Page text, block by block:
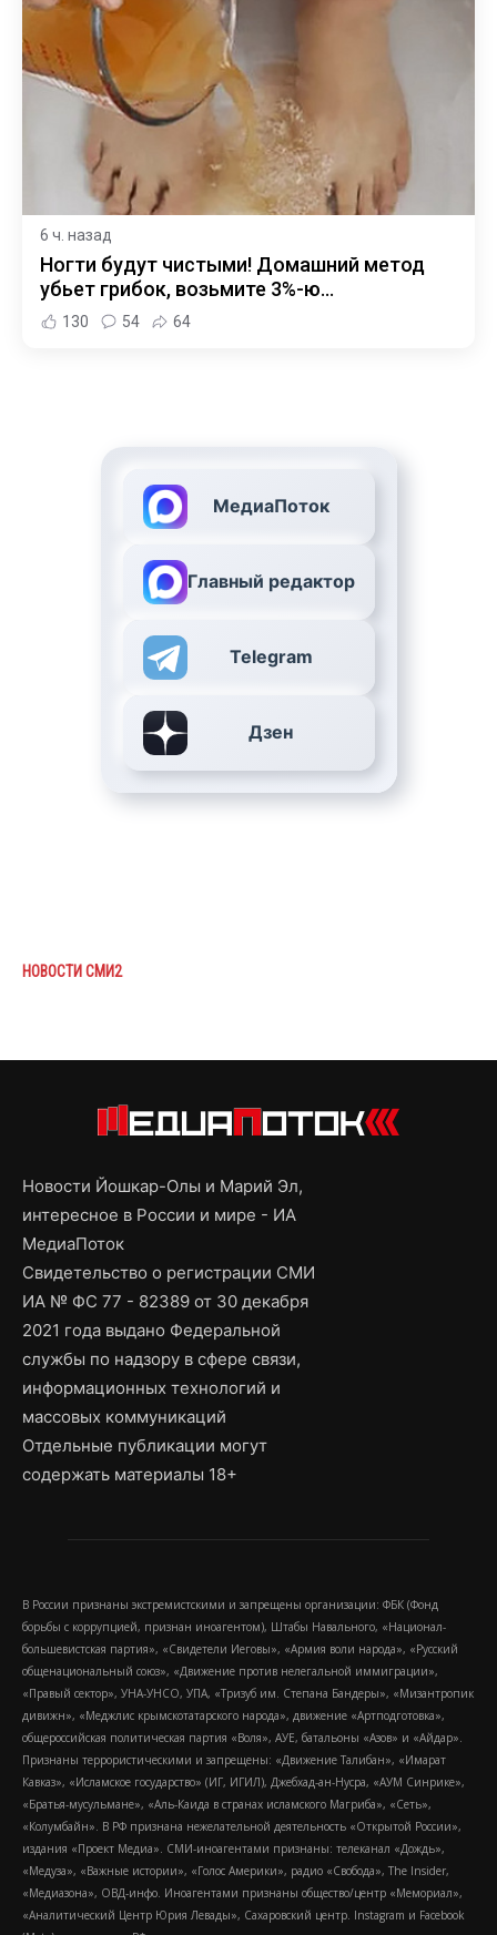
6 ч. назад
Ногти будут чистыми! Домашний метод
убьет грибок, возьмите 3%-ю…
130 54 64
МедиаПоток
Главный редактор
Telegram
Дзен
НОВОСТИ СМИ2
Новости Йошкар-Олы и Марий Эл,
интересное в России и мире - ИА
МедиаПоток
Свидетельство о регистрации СМИ
ИА № ФС 77 - 82389 от 30 декабря
2021 года выдано Федеральной
службы по надзору в сфере связи,
информационных технологий и
массовых коммуникаций
Отдельные публикации могут
содержать материалы 18+
В России признаны экстремистскими и запрещены организации: ФБК (Фонд
борьбы с коррупцией, признан иноагентом), Штабы Навального, «Национал-
большевистская партия», «Свидетели Иеговы», «Армия воли народа», «Русский
общенациональный союз», «Движение против нелегальной иммиграции»,
«Правый сектор», УНА-УНСО, УПА, «Тризуб им. Степана Бандеры», «Мизантропик
дивижн», «Меджлис крымскотатарского народа», движение «Артподготовка»,
общероссийская политическая партия «Воля», АУЕ, батальоны «Азов» и «Айдар».
Признаны террористическими и запрещены: «Движение Талибан», «Имарат
Кавказ», «Исламское государство» (ИГ, ИГИЛ), Джебхад-ан-Нусра, «АУМ Синрике»,
«Братья-мусульмане», «Аль-Каида в странах исламского Магриба», «Сеть»,
«Колумбайн». В РФ признана нежелательной деятельность «Открытой России»,
издания «Проект Медиа». СМИ-иноагентами признаны: телеканал «Дождь»,
«Медуза», «Важные истории», «Голос Америки», радио «Свобода», The Insider,
«Медиазона», ОВД-инфо. Иноагентами признаны общество/центр «Мемориал»,
«Аналитический Центр Юрия Левады», Сахаровский центр. Instagram и Facebook